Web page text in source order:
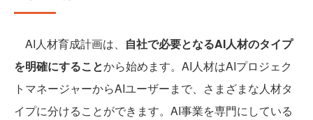
AI人材育成計画は、 自社で必要となるAI人材のタイプ
を明確にすることから始めます。AI人材はAIプロジェク
トマネージャーからAIユーザーまで、さまざまな人材タ
イプに分けることができます。AI事業を専門にしている